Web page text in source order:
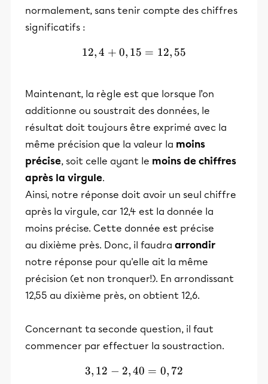
normalement, sans tenir compte des chiffres
significatifs :
12,4 + 0,15 = 12,55
12,4 + 0, 15 = 12, 55
Maintenant, la règle est que lorsque l’on
additionne ou soustrait des données, le
résultat doit toujours être exprimé avec la
même précision que la valeur la moins
précise, soit celle ayant le moins de chiffres
après la virgule.
Ainsi, notre réponse doit avoir un seul chiffre
après la virgule, car 12,4 est la donnée la
moins précise. Cette donnée est précise
au dixième près. Donc, il faudra arrondir
notre réponse pour qu'elle ait la même
précision (et non tronquer!). En arrondissant
12,55 au dixième près, on obtient 12,6.
Concernant ta seconde question, il faut
commencer par effectuer la soustraction.
3,12 - 2,40 = 0,72
3, 12 − 2,40 = 0, 72